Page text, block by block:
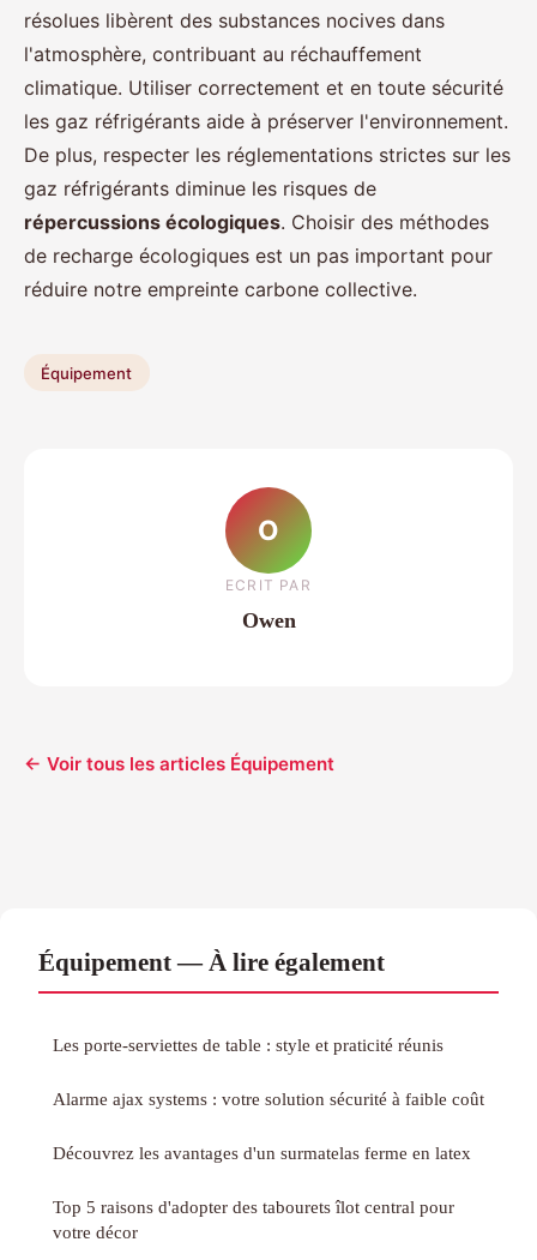
résolues libèrent des substances nocives dans
l'atmosphère, contribuant au réchauffement
climatique. Utiliser correctement et en toute sécurité
les gaz réfrigérants aide à préserver l'environnement.
De plus, respecter les réglementations strictes sur les
gaz réfrigérants diminue les risques de
répercussions écologiques. Choisir des méthodes
de recharge écologiques est un pas important pour
réduire notre empreinte carbone collective.
Équipement
O
ECRIT PAR
Owen
← Voir tous les articles Équipement
Équipement — À lire également
Les porte-serviettes de table : style et praticité réunis
Alarme ajax systems : votre solution sécurité à faible coût
Découvrez les avantages d'un surmatelas ferme en latex
Top 5 raisons d'adopter des tabourets îlot central pour
votre décor